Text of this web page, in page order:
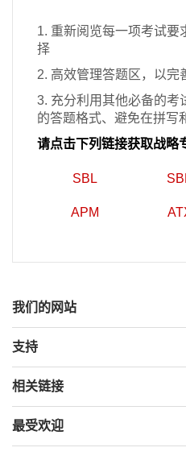
1. 重新阅览每一项考试要
择
2. 高效管理答题区，以完
3. 充分利用其他必备的考
的答题格式、避免在拼写
请点击下列链接获取战略
SBL
APM
我们的网站
支持
相关链接
最受欢迎